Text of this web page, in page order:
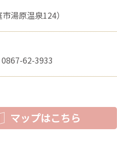
湯原温泉124）
62-3933
マップはこちら